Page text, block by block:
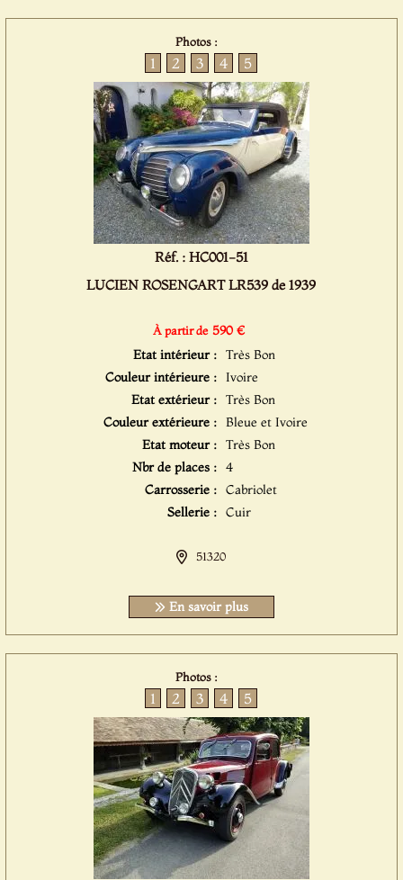
Photos :
1 2 3 4 5
Réf. : HC001-51
LUCIEN ROSENGART LR539 de 1939
À partir de 590 €
Etat intérieur : Très Bon
Couleur intérieure : Ivoire
Etat extérieur : Très Bon
Couleur extérieure : Bleue et Ivoire
Etat moteur : Très Bon
Nbr de places : 4
Carrosserie : Cabriolet
Sellerie : Cuir
51320
En savoir plus
Photos :
1 2 3 4 5